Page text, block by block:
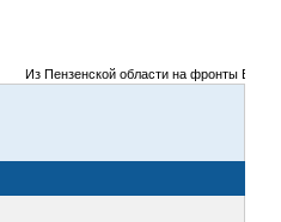
Из Пензенской области на фронты